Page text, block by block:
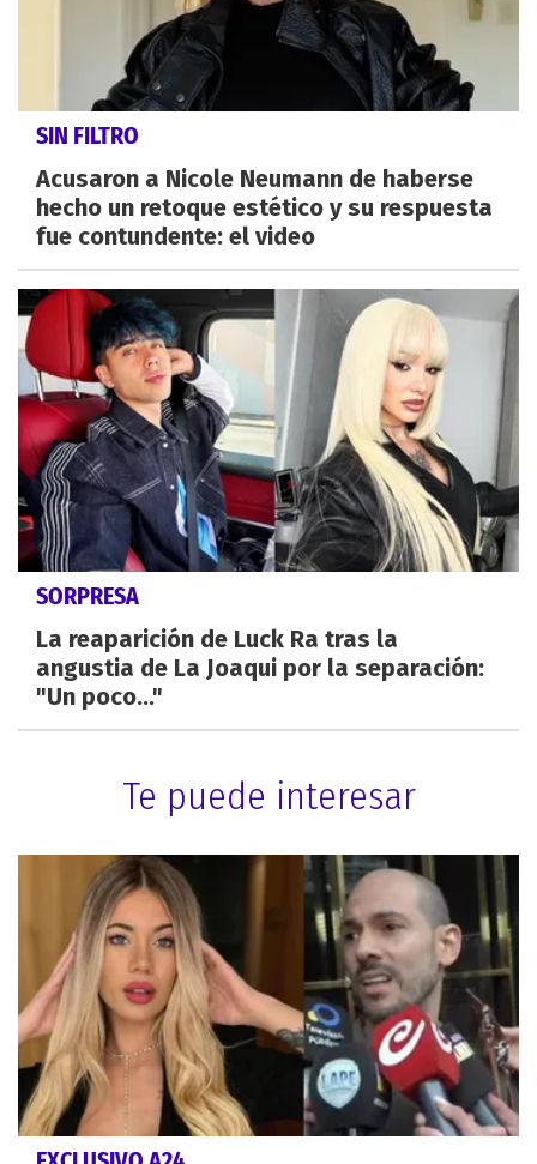
SIN FILTRO
Acusaron a Nicole Neumann de haberse
hecho un retoque estético y su respuesta
fue contundente: el video
SORPRESA
La reaparición de Luck Ra tras la
angustia de La Joaqui por la separación:
"Un poco..."
Te puede interesar